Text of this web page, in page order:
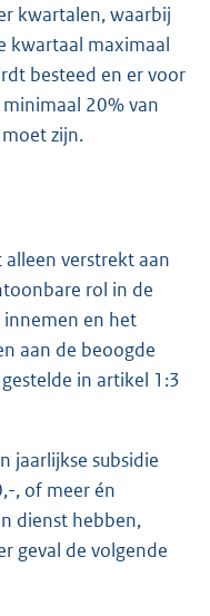
kwartalen, waarbij
kwartaal maximaal
besteed en er voor
20% van
zijn.
verstrekt aan
rol in de
en het
aan de beoogde
in artikel 1:3
jaarlijkse subsidie
, of meer én
dienst hebben,
geval de volgende